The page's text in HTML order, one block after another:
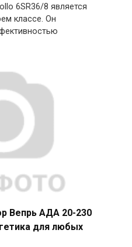
6SR36/8 является
классе. Он
Вепрь АДА 20-230
для любых